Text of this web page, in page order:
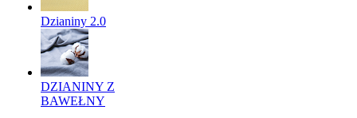
Dzianiny 2.0
DZIANINY Z
BAWEŁNY